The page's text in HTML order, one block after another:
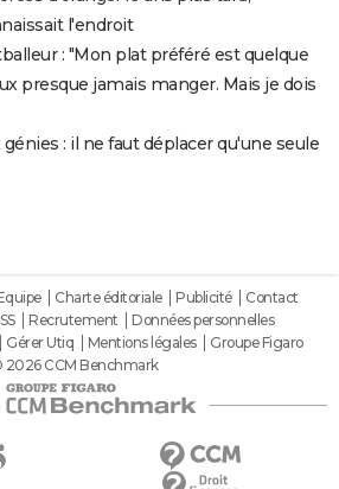
l'endroit
: "Mon plat préféré est quelque
presque jamais manger. Mais je dois
: il ne faut déplacer qu'une seule
Charte éditoriale Publicité
Contact
Recrutement
Données personnelles
Gérer Utiq Mentions légales
Groupe Figaro
2026 CCM Benchmark